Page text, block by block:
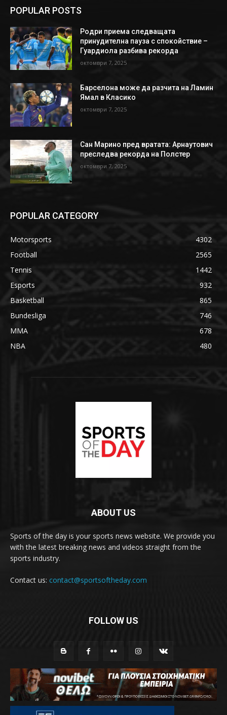
POPULAR POSTS
Родри приема следващата
принудителна пауза с спокойствие –
Гуардиола разбива рекорда
октомври 7, 2025
Барселона може да разчита на Ламин
Ямал в Класико
октомври 7, 2025
Сан Марино пред вратата: Арнаутович
преследва рекорда на Полстер
октомври 7, 2025
POPULAR CATEGORY
Motorsports
4302
Football
2565
Tennis
1442
Esports
932
Basketball
865
Bundesliga
746
MMA
678
NBA
480
ABOUT US
Sports of the day is your sports news website. We provide you
with the latest breaking news and videos straight from the
sports industry.
Contact us: contact@sportsoftheday.com
FOLLOW US